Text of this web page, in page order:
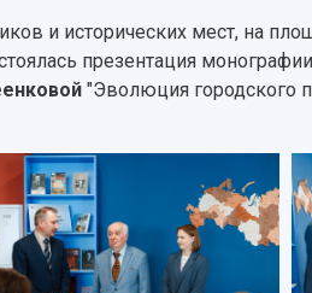
и исторических мест, на
презентация
"Эволюция городского